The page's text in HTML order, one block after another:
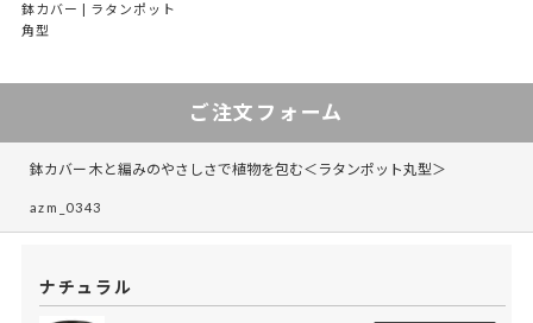
鉢カバー | ラタンポット
角型
ご注文フォーム
鉢カバー 木と編みのやさしさで植物を包む＜ラタンポット丸型＞
azm_0343
ナチュラル